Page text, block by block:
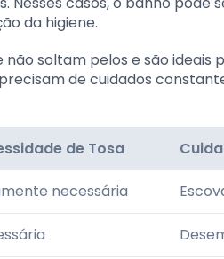
da higiene.
soltam pelos e são ideais
de cuidados
de Tosa
necessária